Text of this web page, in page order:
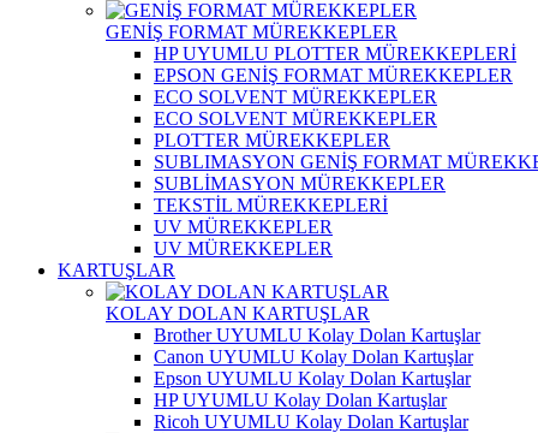
GENİŞ FORMAT MÜREKKEPLER
HP UYUMLU PLOTTER MÜREKKEPLERİ
EPSON GENİŞ FORMAT MÜREKKEPLER
ECO SOLVENT MÜREKKEPLER
ECO SOLVENT MÜREKKEPLER
PLOTTER MÜREKKEPLER
SUBLIMASYON GENİŞ FORMAT
SUBLİMASYON MÜREKKEPLER
TEKSTİL MÜREKKEPLERİ
UV MÜREKKEPLER
UV MÜREKKEPLER
KARTUŞLAR
KOLAY DOLAN KARTUŞLAR
Brother UYUMLU Kolay Dolan Kartuşlar
Canon UYUMLU Kolay Dolan Kartuşlar
Epson UYUMLU Kolay Dolan Kartuşlar
HP UYUMLU Kolay Dolan Kartuşlar
Ricoh UYUMLU Kolay Dolan Kartuşlar